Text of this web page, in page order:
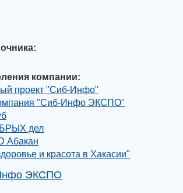
компании:
проект "Сиб-Инфо"
"Сиб-Инфо ЭКСПО"
дел
Абакан
и красота в Хакасии"
ЭКСПО